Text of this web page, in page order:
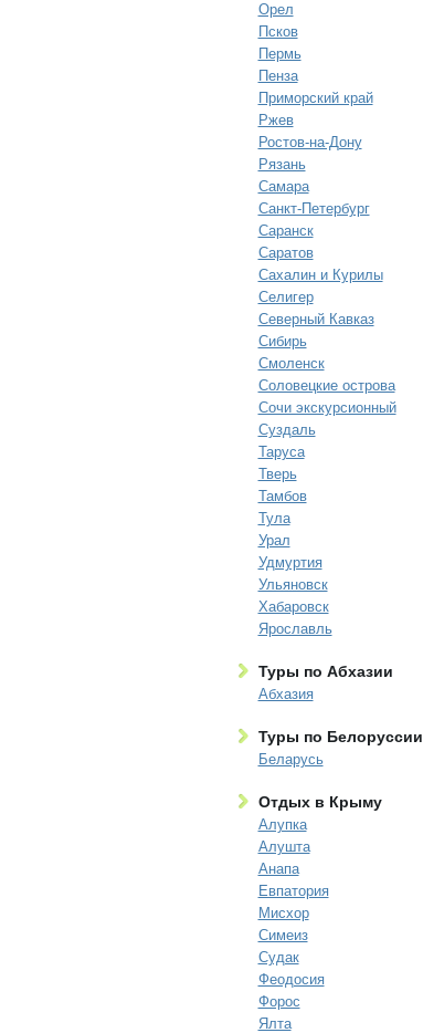
Орел
Псков
Пермь
Пенза
Приморский край
Ржев
Ростов-на-Дону
Рязань
Самара
Санкт-Петербург
Саранск
Саратов
Сахалин и Курилы
Селигер
Северный Кавказ
Сибирь
Смоленск
Соловецкие острова
Сочи экскурсионный
Суздаль
Таруса
Тверь
Тамбов
Тула
Урал
Удмуртия
Ульяновск
Хабаровск
Ярославль
Туры по Абхазии
Абхазия
Туры по Белоруссии
Беларусь
Отдых в Крыму
Алупка
Алушта
Анапа
Евпатория
Мисхор
Симеиз
Судак
Феодосия
Форос
Ялта